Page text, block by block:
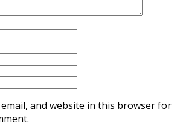
email, and website in this browser for